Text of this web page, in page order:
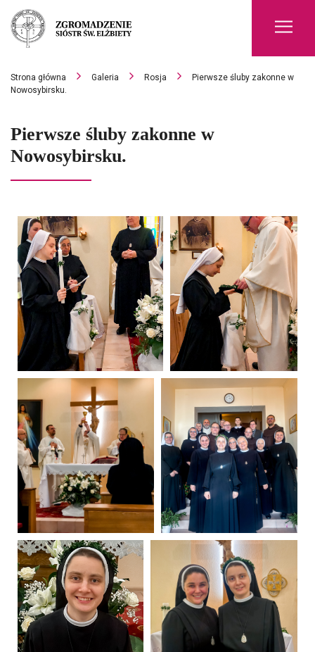
Strona główna Galeria Rosja
Pierwsze śluby zakonne w
Nowosybirsku.
Pierwsze śluby zakonne w
Nowosybirsku.